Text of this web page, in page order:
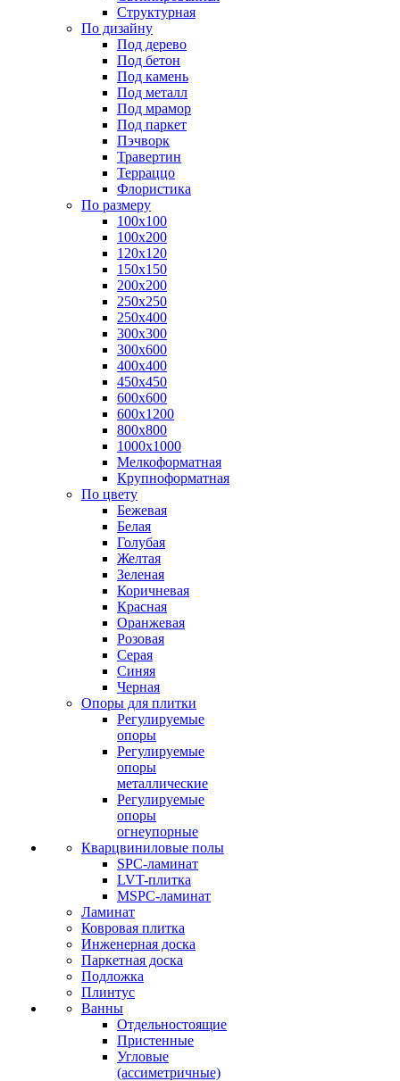
Структурная
По дизайну
Под дерево
Под бетон
Под камень
Под металл
Под мрамор
Под паркет
Пэчворк
Травертин
Терраццо
Флористика
По размеру
100х100
100х200
120х120
150х150
200х200
250х250
250х400
300х300
300х600
400х400
450х450
600х600
600х1200
800х800
1000х1000
Мелкоформатная
Крупноформатная
По цвету
Бежевая
Белая
Голубая
Желтая
Зеленая
Коричневая
Красная
Оранжевая
Розовая
Серая
Синяя
Черная
Опоры для плитки
Регулируемые
опоры
Регулируемые
опоры
металлические
Регулируемые
опоры
огнеупорные
Кварцвиниловые полы
SPC-ламинат
LVT-плитка
MSPC-ламинат
Ламинат
Ковровая плитка
Инженерная доска
Паркетная доска
Подложка
Плинтус
Ванны
Отдельностоящие
Пристенные
Угловые
(ассиметричные)